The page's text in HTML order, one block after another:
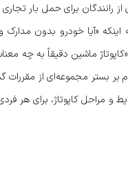
رانندگان برای حمل بار
«آیا خودرو بدون مدارک
ماشین دقیقاً به چه
بر بستر مجموعه‌ای از
و مراحل کاپوتاژ، برای هر